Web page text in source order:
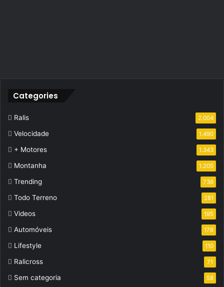
Categories
Ralis 2.004
Velocidade 1.490
+ Motores 1.343
Montanha 1.205
Trending 736
Todo Terreno 281
Videos 195
Automóveis 178
Lifestyle 110
Ralicross 71
Sem categoria 58